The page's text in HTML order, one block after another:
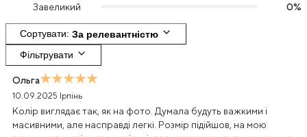
Завеликий
0%
Сортувати За релевантністю
Фільтрувати
Ольга
10.09.2025 Ірпінь
Колір виглядає так, як на фото. Думала будуть важкими і
масивними, але насправді легкі. Розмір підійшов, на мою